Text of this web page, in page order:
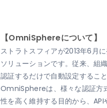
【OmniSphereについて】
ストラトスフィアが2013年6月
ソリューションです。従来、組
認証するだけで自動設定するこ
OmniSphereは、様々な認証方
性を高く維持する目的から、